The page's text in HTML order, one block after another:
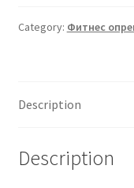
Category: Фитнес
Description
Description